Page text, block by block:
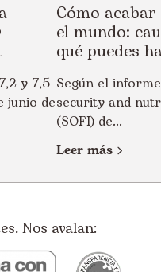
y 7,5
junio de
Cómo
el mundo:
qué puedes
Según el
security and
(SOFI) de...
Leer más
Nos avalan: